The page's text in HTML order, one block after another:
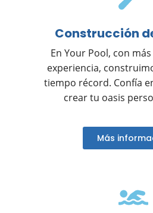
Construcción
En Your Pool, con
experiencia,
tiempo récord. Confía
crear tu oasis
Más